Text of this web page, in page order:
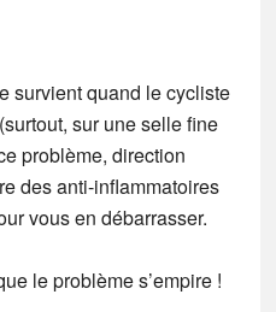
survient quand le cycliste
sur une selle fine
problème, direction
des anti-inflammatoires
vous en débarrasser.
le problème s’empire !